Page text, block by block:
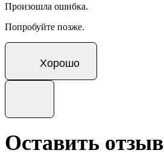
Произошла ошибка.
Попробуйте позже.
Хорошо
Оставить отзыв